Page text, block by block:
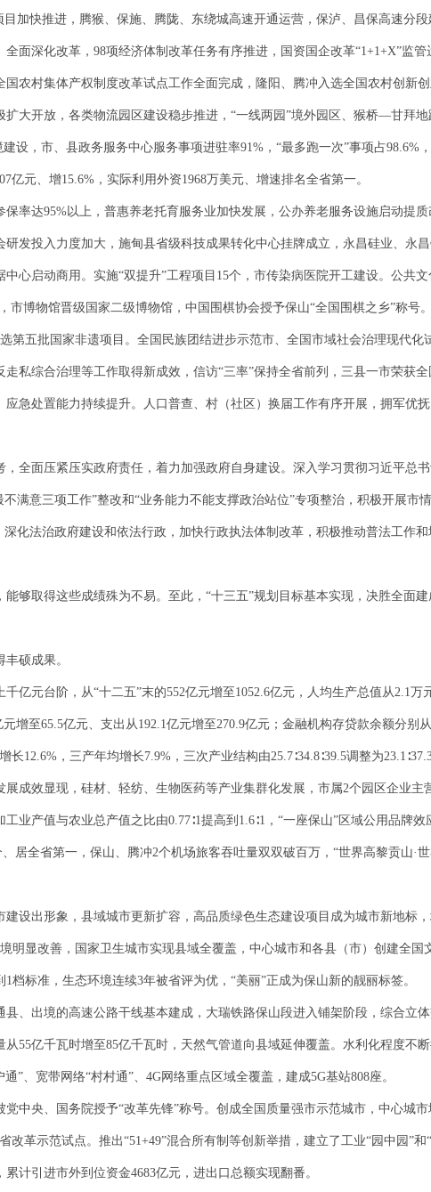
目加快推进，腾猴、保施、腾陇、东绕城高速开通运营，保泸、昌保高速分
面深化改革，98项经济体制改革任务有序推进，国资国企改革“1+1+X”监
农村集体产权制度改革试点工作全面完成，隆阳、腾冲入选全国农村创新
大开放，各类物流园区建设稳步推进，“一线两园”境外园区、猴桥—甘拜
设，市、县政务服务中心服务事项进驻率91%，“最多跑一次”事项占98.6%
亿元、增15.6%，实际利用外资1968万美元、增速排名全省第一。
保率达95%以上，普惠养老托育服务业加快发展，公办养老服务设施启动提
研发投入力度加大，施甸县省级科技成果转化中心挂牌成立，永昌硅业、永
心启动商用。实施“双提升”工程项目15个，市传染病医院开工建设。公共
市博物馆晋级国家二级博物馆，中国围棋协会授予保山“全国围棋之乡”称号
第五批国家非遗项目。全国民族团结进步示范市、全国市域社会治理现代
私综合治理等工作取得新成效，信访“三率”保持全省前列，三县一市荣获全
急处置能力持续提升。人口普查、村（社区）换届工作有序开展，拥军优
全面压紧压实政府责任，着力加强政府自身建设。深入学习贯彻习近平总
满意三项工作”整改和“业务能力不能支撑政治站位”专项整治，积极开展市
化法治政府建设和依法行政，加快行政执法体制改革，积极推动普法工作
能够取得这些成绩殊为不易。至此，“十三五”规划目标基本实现，决胜全面
硕成果。
亿元台阶，从“十二五”末的552亿元增至1052.6亿元，人均生产总值从2.1万
增至65.5亿元、支出从192.1亿元增至270.9亿元；金融机构存贷款余额分别
12.6%，三产年均增长7.9%，三次产业结构由25.7∶34.8∶39.5调整为
成效显现，硅材、轻纺、生物医药等产业集群化发展，市属2个园区企业主
业产值与农业总产值之比由0.77∶1提高到1.6∶1，“一座保山”区域公用品牌
居全省第一，保山、腾冲2个机场旅客吞吐量双双破百万，“世界高黎贡山
设出形象，县域城市更新扩容，高品质绿色生态建设项目成为城市新地标
明显改善，国家卫生城市实现县域全覆盖，中心城市和各县（市）创建全国
档标准，生态环境连续3年被省评为优，“美丽”正成为保山新的靓丽标签。
、出境的高速公路干线基本建成，大瑞铁路保山段进入铺架阶段，综合立
55亿千瓦时增至85亿千瓦时，天然气管道向县域延伸覆盖。水利化程度不
”、宽带网络“村村通”、4G网络重点区域全覆盖，建成5G基站808座。
中央、国务院授予“改革先锋”称号。创成全国质量强市示范城市，中心城市
改革示范试点。推出“51+49”混合所有制等创新举措，建立了工业“园中园”
计引进市外到位资金4683亿元，进出口总额实现翻番。